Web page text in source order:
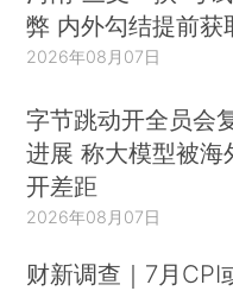
弊 内外勾结提前获
2026年08月07日
字节跳动开全员会
进展 称大模型被海
开差距
2026年08月07日
财新调查｜7月CPI